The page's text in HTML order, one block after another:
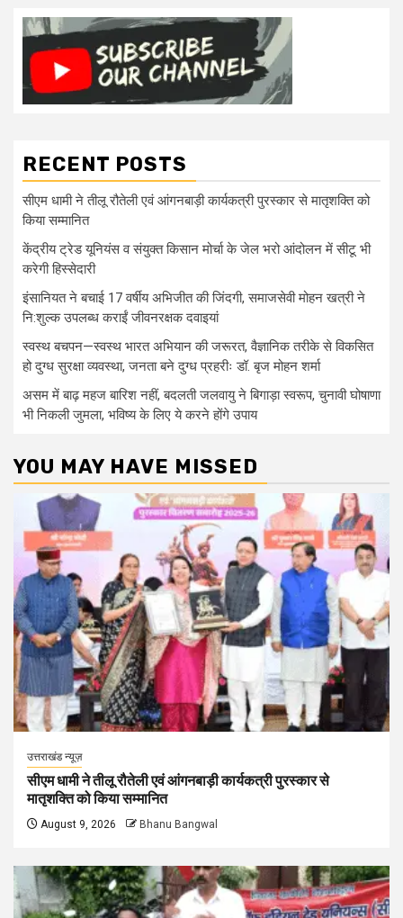
RECENT POSTS
सीएम धामी ने तीलू रौतेली एवं आंगनबाड़ी कार्यकत्री पुरस्कार से मातृशक्ति को
किया सम्मानित
केंद्रीय ट्रेड यूनियंस व संयुक्त किसान मोर्चा के जेल भरो आंदोलन में सीटू भी
करेगी हिस्सेदारी
इंसानियत ने बचाई 17 वर्षीय अभिजीत की जिंदगी, समाजसेवी मोहन खत्री ने
नि:शुल्क उपलब्ध कराईं जीवनरक्षक दवाइयां
स्वस्थ बचपन—स्वस्थ भारत अभियान की जरूरत, वैज्ञानिक तरीके से विकसित
हो दुग्ध सुरक्षा व्यवस्था, जनता बने दुग्ध प्रहरीः डॉ. बृज मोहन शर्मा
असम में बाढ़ महज बारिश नहीं, बदलती जलवायु ने बिगाड़ा स्वरूप, चुनावी घोषाणा
भी निकली जुमला, भविष्य के लिए ये करने होंगे उपाय
YOU MAY HAVE MISSED
उत्तराखंड न्यूज़
सीएम धामी ने तीलू रौतेली एवं आंगनबाड़ी कार्यकत्री पुरस्कार से
मातृशक्ति को किया सम्मानित
August 9, 2026 Bhanu Bangwal